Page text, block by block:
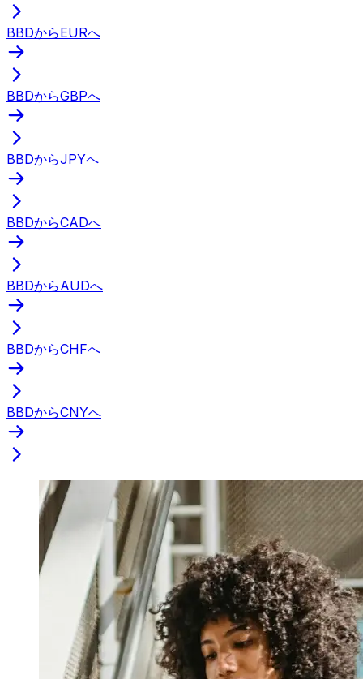
BBDからEURへ
BBDからGBPへ
BBDからJPYへ
BBDからCADへ
BBDからAUDへ
BBDからCHFへ
BBDからCNYへ